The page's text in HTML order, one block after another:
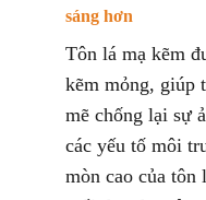
sáng hơn
Tôn lá mạ kẽm
kẽm mỏng, giúp
mẽ chống lại sự
các yếu tố môi
mòn cao của tôn